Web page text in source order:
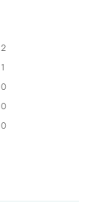
2
1
0
0
0